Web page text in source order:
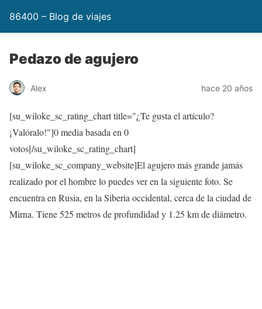
86400 – Blog de viajes
Pedazo de agujero
Alex hace 20 años
[su_wiloke_sc_rating_chart title="¿Te gusta el artículo?
¡Valóralo!"]0media basada en 0
votos[/su_wiloke_sc_rating_chart]
[su_wiloke_sc_company_website]El agujero más grande jamás
realizado por el hombre lo puedes ver en la siguiente foto. Se
encuentra en Rusia, en la Siberia occidental, cerca de la ciudad de
Mirna. Tiene 525 metros de profundidad y 1.25 km de diámetro.